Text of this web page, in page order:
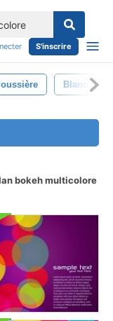
S'inscrire
Blanc
bokeh multicolore